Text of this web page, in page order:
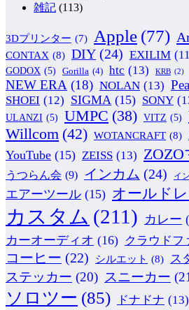
雑記 (113)
3Dプリンター (7) Apple (77)
CONTAX (8) DIY (24) EXILIM
GODOX (5) Gorilla (4) htc (13) KRB (2)
NEW ERA (18) NOLAN (13)
SHOEI (12) SIGMA (15) SONY
ULANZI (5) UMPC (38) VITZ (5)
Willcom (42) WOTANCRAFT (8)
YouTube (15) ZEISS (13)
うつらん会 (9) インカム (24) イ
エアーツール (15) オールド
カスタム (211) カレー
カーオーディオ (16) クラウドフ
コーヒー (22) シルエット (8) ス
ステッカー (20) スニーカー
ソロツー (85) ドナドナ (13)